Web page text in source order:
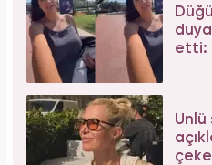
etti: